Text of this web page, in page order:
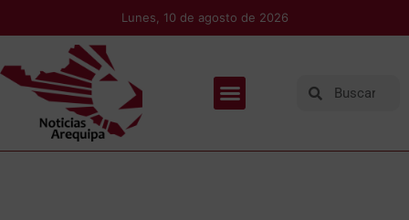
Lunes, 10 de agosto de 2026